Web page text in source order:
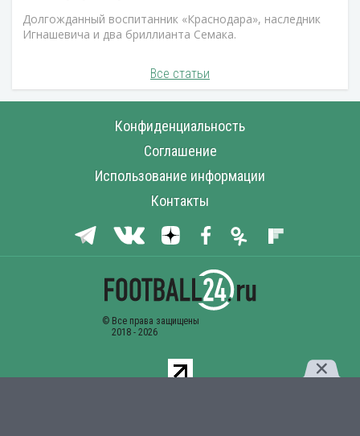
Долгожданный воспитанник «Краснодара», наследник
Игнашевича и два бриллианта Семака.
Все статьи
Конфиденциальность
Соглашение
Использование информации
Контакты